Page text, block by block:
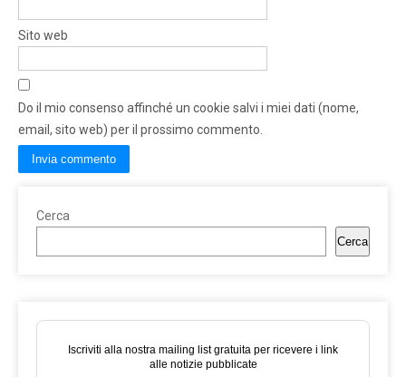
Sito web
Do il mio consenso affinché un cookie salvi i miei dati (nome,
email, sito web) per il prossimo commento.
Cerca
Cerca
Iscriviti alla nostra mailing list gratuita per ricevere i link
alle notizie pubblicate